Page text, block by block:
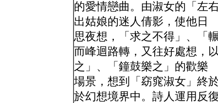
的愛情戀曲。由淑女的「左
出姑娘的迷人倩影，使他日
思夜想，「求之不得」、「
而峰迴路轉，又往好處想，
之」、「鐘鼓樂之」的歡樂
場景，想到「窈窕淑女」終
於幻想境界中。詩人運用反